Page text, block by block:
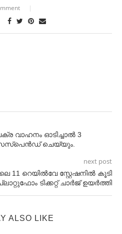
വാഹനം ഓടിച്ചാൽ 3
ചെയ്യും.
next post
11 റെയിൽവേ സ്റ്റേഷനിൽ കൂടി
ടിക്കറ്റ് ചാർജ് ഉയർത്തി
ALSO LIKE